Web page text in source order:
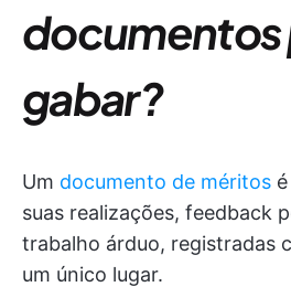
documentos
gabar?
Um documento de méritos
suas realizações, feedback
trabalho árduo, registradas
um único lugar.